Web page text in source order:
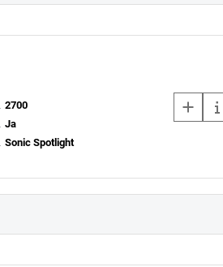
2700
Ja
Sonic Spotlight